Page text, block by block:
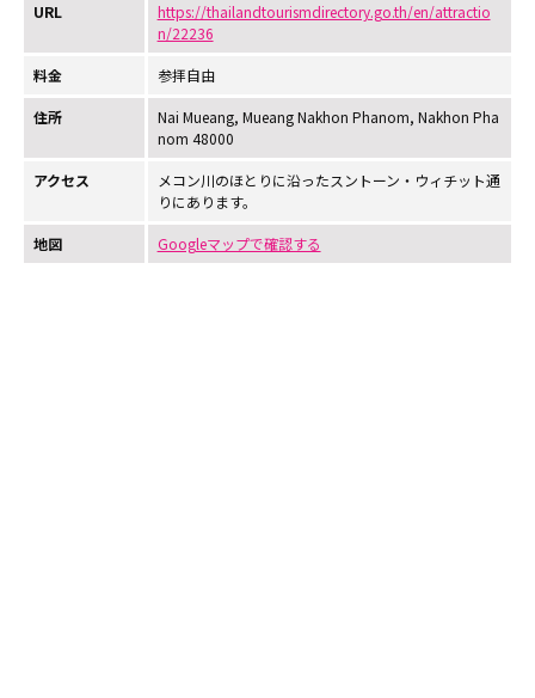
URL
https://thailandtourismdirectory.go.th/en/attractio
n/22236
料金 参拝自由
住所
Nai Mueang, Mueang Nakhon Phanom, Nakhon Pha
nom 48000
アクセス
メコン川のほとりに沿ったスントーン・ウィチット通
りにあります。
地図 Googleマップで確認する